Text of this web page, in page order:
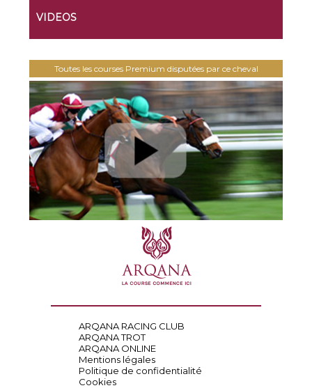
VIDEOS
Toutes les courses Premium disputées par ce cheval
ARQANA RACING CLUB
ARQANA TROT
ARQANA ONLINE
Mentions légales
Politique de confidentialité
Cookies